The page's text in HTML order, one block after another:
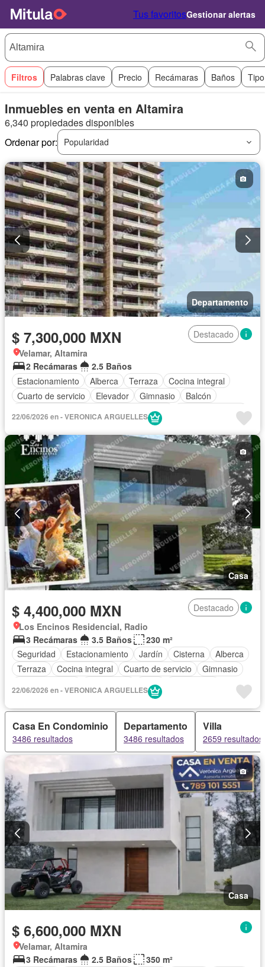
Tus favoritosGestionar alertas
Filtros Palabras clave Precio Recámaras Baños
Inmuebles en venta en Altamira
6,340 propiedades disponibles
Ordenar por:
Popularidad
Departamento
$ 7,300,000 MXN
Destacado
Velamar, Altamira
2 Recámaras
2.5 Baños
Estacionamiento
Alberca Terraza
Cocina integral
Cuarto de servicio
Elevador Gimnasio
Balcón
Acceso para personas con discapacidad
Cocina equipada
Aire acondicionado
Electricidad
Asador Recámara con closet Solo familias
22/06/2026 en - VERONICA ARGUELLES
Casa
$ 4,400,000 MXN
Destacado
Los Encinos Residencial, Radio
3 Recámaras
3.5 Baños
230 m²
Seguridad
Estacionamiento Jardín Cisterna
Alberca
Terraza
Cocina integral Cuarto de servicio
Gimnasio
Agua
Recámara con closet
Caseta de vigilancia
Permite mascotas
Permite niños
Solo familias
22/06/2026 en - VERONICA ARGUELLES
Casa En Condominio
3486 resultados
Departamento
3486 resultados
Villa
2659 resultados
Casa
$ 6,600,000 MXN
Velamar, Altamira
3 Recámaras
2.5 Baños
350 m²